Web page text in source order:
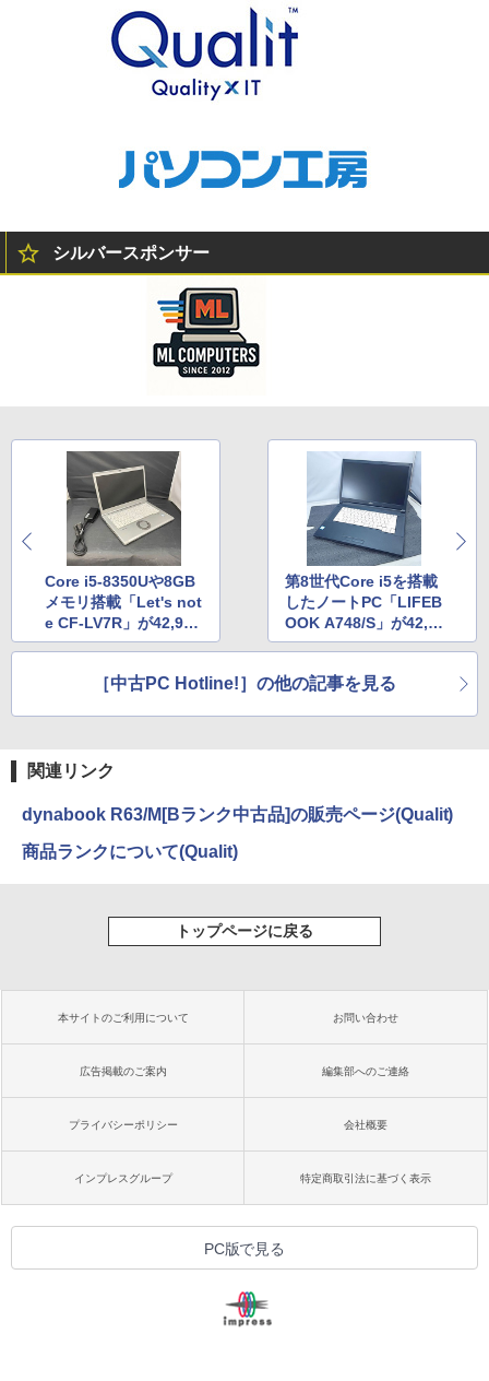
シルバースポンサー
Core i5-8350Uや8GB
メモリ搭載「Let's not
e CF-LV7R」が42,980
円、パソコン工房で中
第8世代Core i5を搭載
したノートPC「LIFEB
OOK A748/S」が42,9
80円、パソコン工房で
［中古PC Hotline!］の他の記事を見る
関連リンク
dynabook R63/M[Bランク中古品]の販売ページ(Qualit)
商品ランクについて(Qualit)
トップページに戻る
本サイトのご利用について お問い合わせ
広告掲載のご案内 編集部へのご連絡
プライバシーポリシー 会社概要
インプレスグループ 特定商取引法に基づく表示
PC版で見る